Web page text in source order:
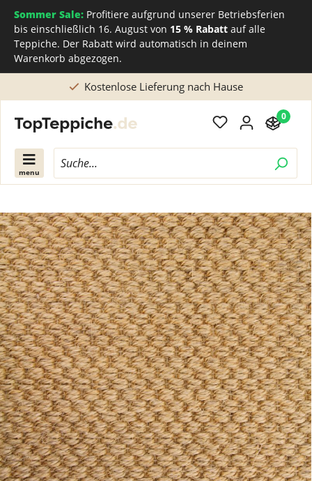
Sommer Sale: Profitiere aufgrund unserer Betriebsferien
bis einschließlich 16. August von 15 % Rabatt auf alle
Teppiche. Der Rabatt wird automatisch in deinem
Warenkorb abgezogen.
Direkt beim Teppichhersteller kaufen
menu
0